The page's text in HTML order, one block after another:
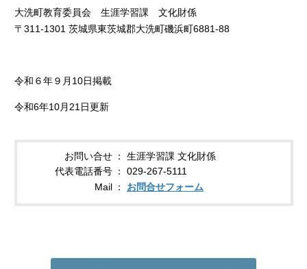
大洗町教育委員会 生涯学習課 文化財係
〒311-1301 茨城県東茨城郡大洗町磯浜町6881-88
令和６年９月10日掲載
令和6年10月21日更新
お問い合せ
生涯学習課 文化財係
代表電話番号
029-267-5111
Mail
お問合せフォーム